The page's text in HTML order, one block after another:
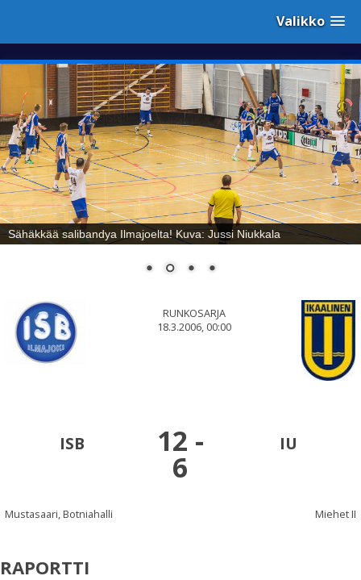
Valikko
Sähäkkää salibandya Ilmajoelta! Kuva: Jussi Niukkala
RUNKOSARJA
18.3.2006, 00:00
ISB 12 -
6
IU
Mustasaari, Botniahalli Miehet II
RAPORTTI